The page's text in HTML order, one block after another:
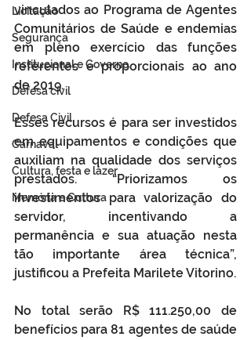
Licitação
Segurança
Institucional e Governo
Defesa cívil
Defesa Civil
Carnaval
Cultura, festa e lazer
Memória e Cultura
vinculados ao Programa de Agentes
Comunitários de Saúde e endemias
em pleno exercício das funções
referentes e proporcionais ao ano
de 2019.
Esses recursos é para ser investidos
em equipamentos e condições que
auxiliam na qualidade dos serviços
prestados. “Priorizamos os
investimentos para valorização do
servidor, incentivando a
permanência e sua atuação nesta
tão importante área técnica”,
No total serão R$ 111.250,00 de
benefícios para 81 agentes de saúde